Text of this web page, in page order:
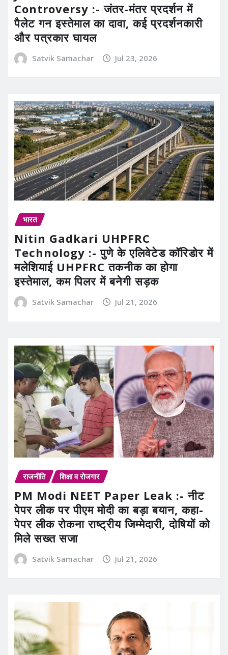
Controversy :- जंतर-मंतर प्रदर्शन में
पैलेट गन इस्तेमाल का दावा, कई प्रदर्शनकारी
और पत्रकार घायल
Satvik Samachar Jul 23, 2026
भारत
Nitin Gadkari UHPFRC
Technology :- पुणे के एलिवेटेड कॉरिडोर में
मलेशियाई UHPFRC तकनीक का होगा
इस्तेमाल, कम पिलर में बनेगी सड़क
Satvik Samachar Jul 21, 2026
राजनीति शिक्षा व रोजगार
PM Modi NEET Paper Leak :- नीट
पेपर लीक पर पीएम मोदी का बड़ा बयान, कहा-
पेपर लीक रोकना राष्ट्रीय जिम्मेदारी, दोषियों को
मिले सख्त सजा
Satvik Samachar Jul 21, 2026